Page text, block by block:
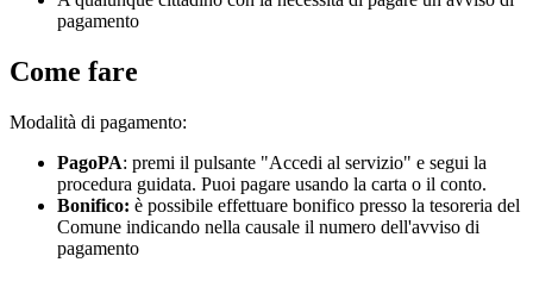
pagamento
Come fare
Modalità di pagamento:
PagoPA: premi il pulsante "Accedi al servizio" e segui la
procedura guidata. Puoi pagare usando la carta o il conto.
Bonifico: è possibile effettuare bonifico presso la tesoreria del
Comune indicando nella causale il numero dell'avviso di
pagamento